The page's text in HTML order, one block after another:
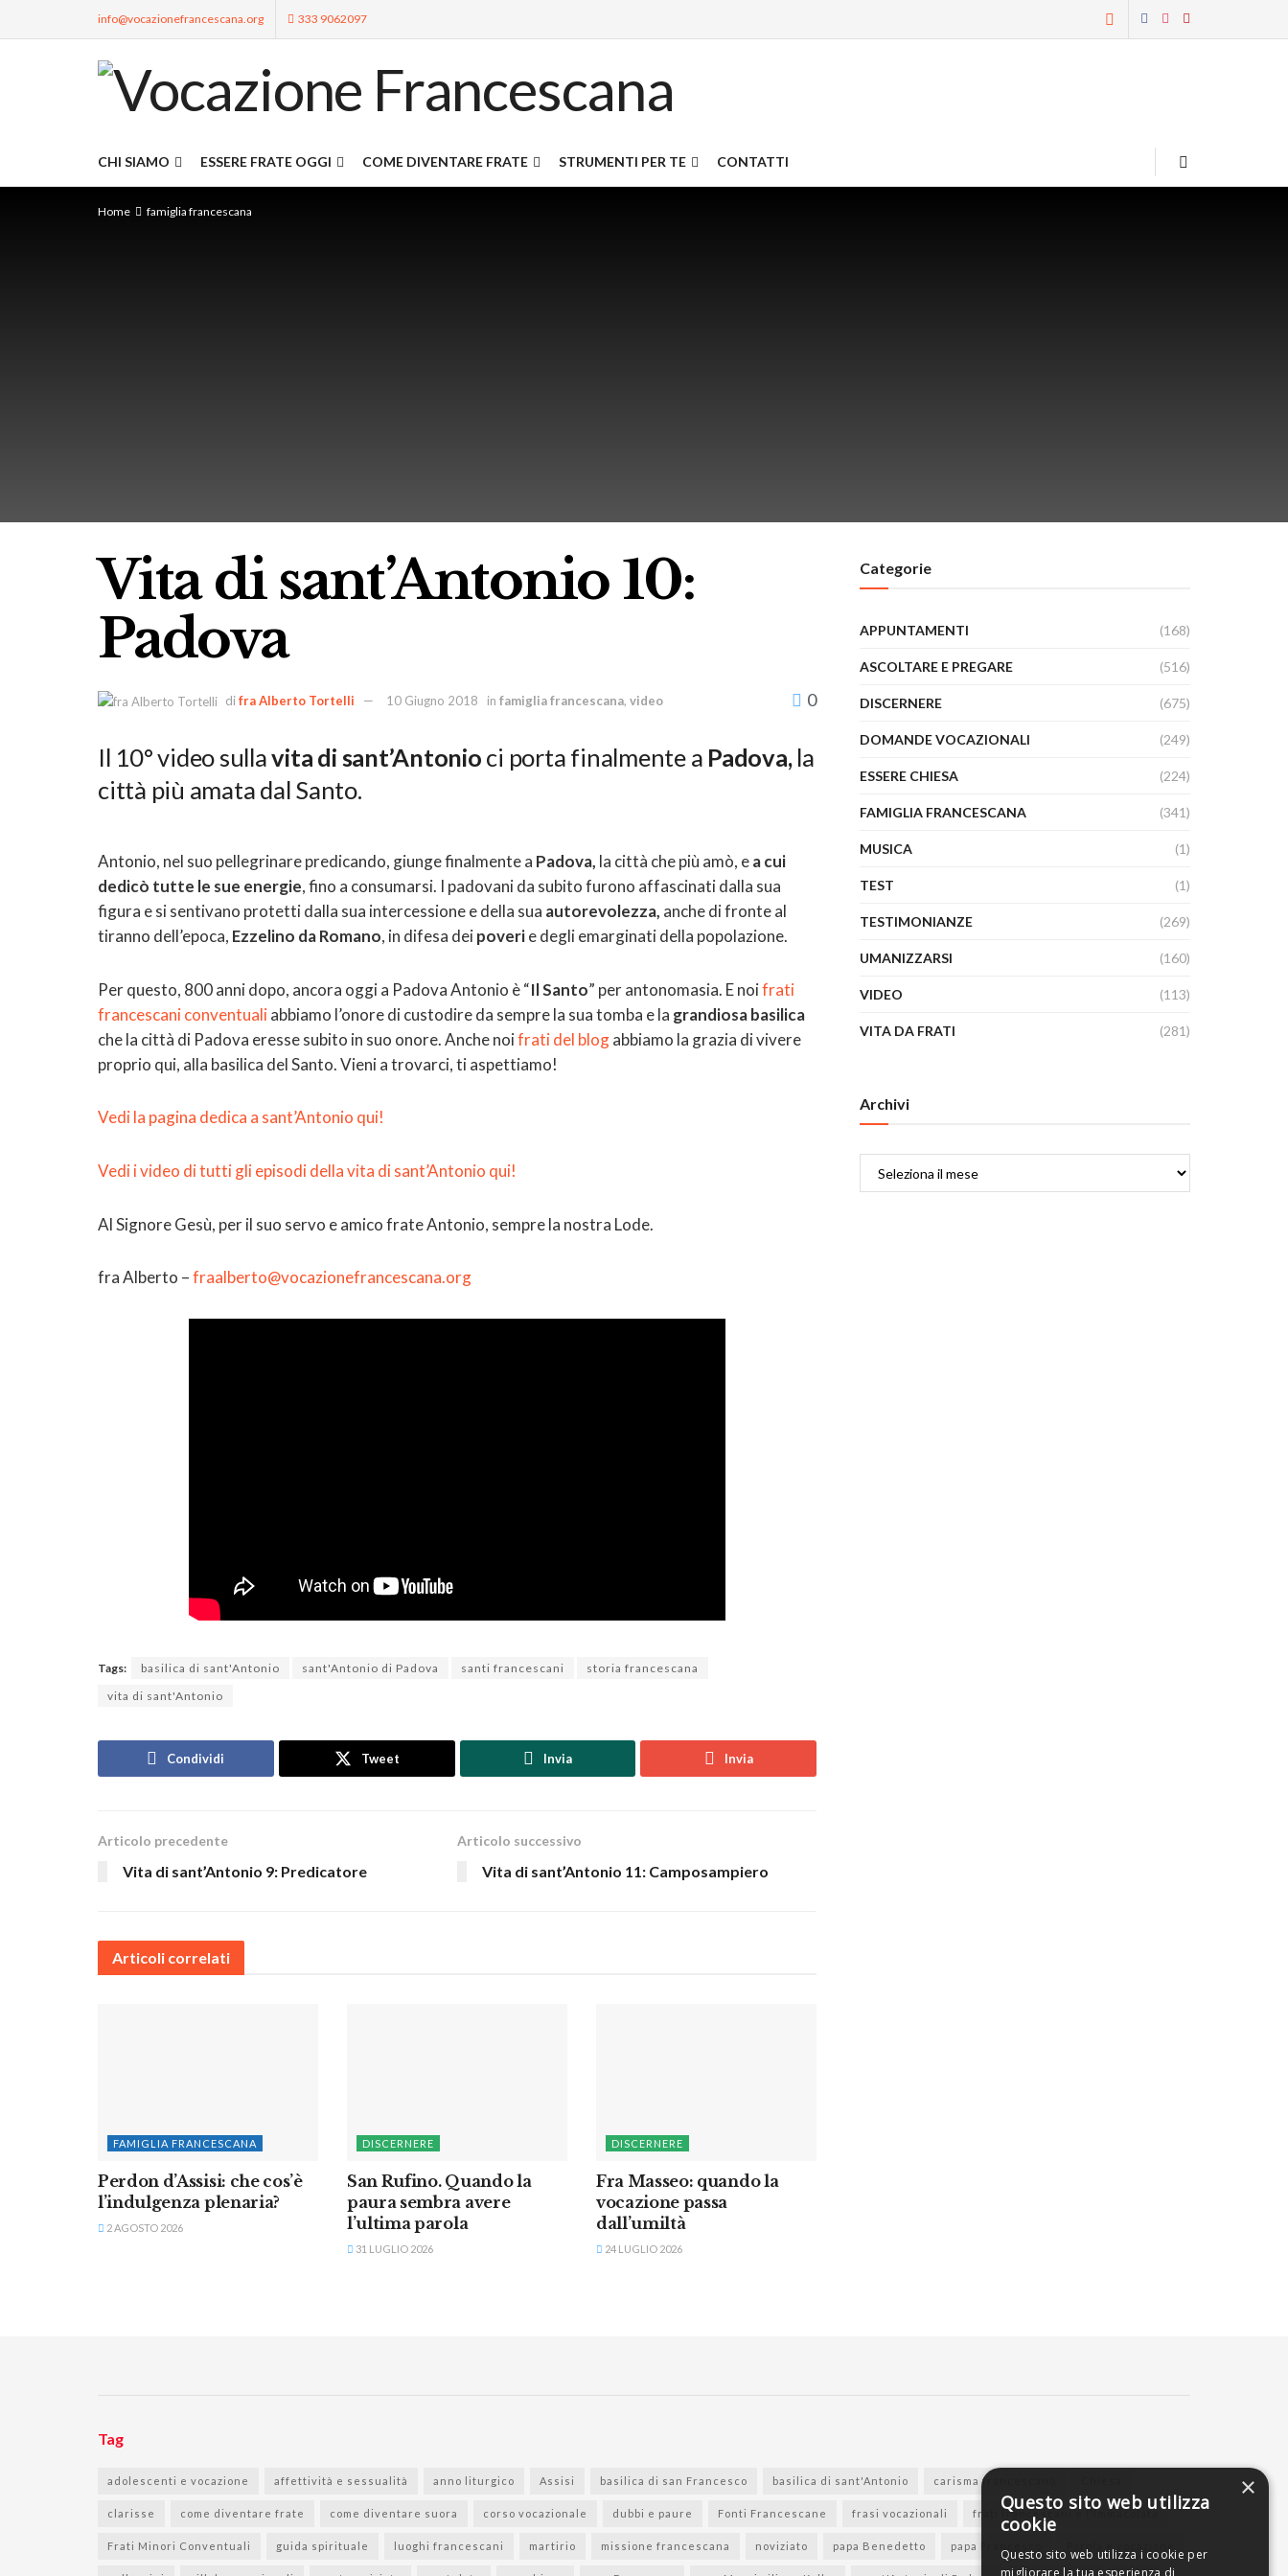
info@vocazionefrancescana.org 333 9062097
CHI SIAMO ESSERE FRATE OGGI COME DIVENTARE FRATE STRUMENTI PER TE CONTATTI
Home famiglia francescana
Vita di sant’Antonio 10:
Padova
difra Alberto Tortelli 10 Giugno 2018 in famiglia francescana, video 0
Il 10° video sullavita di sant’Antonio ci porta finalmente a Padova,la
città più amata dal Santo.
Antonio, nel suo pellegrinare predicando, giunge finalmente a Padova, la città che più amò, ea cui
dedicò tutte le sue energie, fino a consumarsi. I padovani da subito furono affascinati dalla sua
figura e si sentivano protetti dalla sua intercessione e della sua autorevolezza, anche di fronte al
tiranno dell’epoca, Ezzelino da Romano, in difesa deipoverie degli emarginati della popolazione.
Per questo, 800 anni dopo, ancora oggi a Padova Antonio è “Il Santo” per antonomasia. E noifrati
francescani conventualiabbiamo l’onore di custodire da sempre la sua tomba e la grandiosa basilica
che la città di Padova eresse subito in suo onore. Anche noifrati del blogabbiamo la grazia di vivere
proprio qui, alla basilica del Santo. Vieni a trovarci, ti aspettiamo!
Vedi la pagina dedica a sant’Antonio qui!
Vedi i video di tutti gli episodi della vita di sant’Antonio qui!
Al Signore Gesù, per il suo servo e amico frate Antonio, sempre la nostra Lode.
fra Alberto –fraalberto@vocazionefrancescana.org
Tags: basilica di sant'Antonio sant'Antonio di Padova santi francescani
storia francescana
vita di sant'Antonio
Condividi Tweet Invia Invia
Articolo precedente
Vita di sant’Antonio 9: Predicatore
Articolo successivo
Vita di sant’Antonio 11: Camposampiero
Articoli correlati
FAMIGLIA FRANCESCANA
Perdon d’Assisi: che cos’è
l’indulgenza plenaria?
2 AGOSTO 2026
DISCERNERE
San Rufino. Quando la
paura sembra avere
l’ultima parola
31 LUGLIO 2026
DISCERNERE
Fra Masseo: quando la
vocazione passa
dall’umiltà
24 LUGLIO 2026
Categorie
APPUNTAMENTI (168)
ASCOLTARE E PREGARE (516)
DISCERNERE (675)
DOMANDE VOCAZIONALI (249)
ESSERE CHIESA (224)
FAMIGLIA FRANCESCANA (341)
MUSICA (1)
TEST (1)
TESTIMONIANZE (269)
UMANIZZARSI (160)
VIDEO (113)
VITA DA FRATI (281)
Archivi
Tag
adolescenti e vocazione affettività e sessualità anno liturgico Assisi basilica di san Francesco basilica di sant'Antonio carisma francescano
clarisse come diventare frate come diventare suora corso vocazionale dubbi e paure Fonti Francescane frasi vocazionali frati francescani e l'Immacolata
Frati Minori Conventuali guida spirituale luoghi francescani martirio missione francescana noviziato papa Benedetto papa Francesco
×
Questo sito web utilizza
cookie
Questo sito web utilizza i cookie per
migliorare la tua esperienza di